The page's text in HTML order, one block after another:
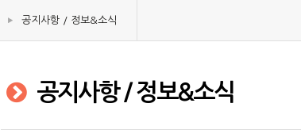
공지사항 / 정보&소식
공지사항 / 정보&소식